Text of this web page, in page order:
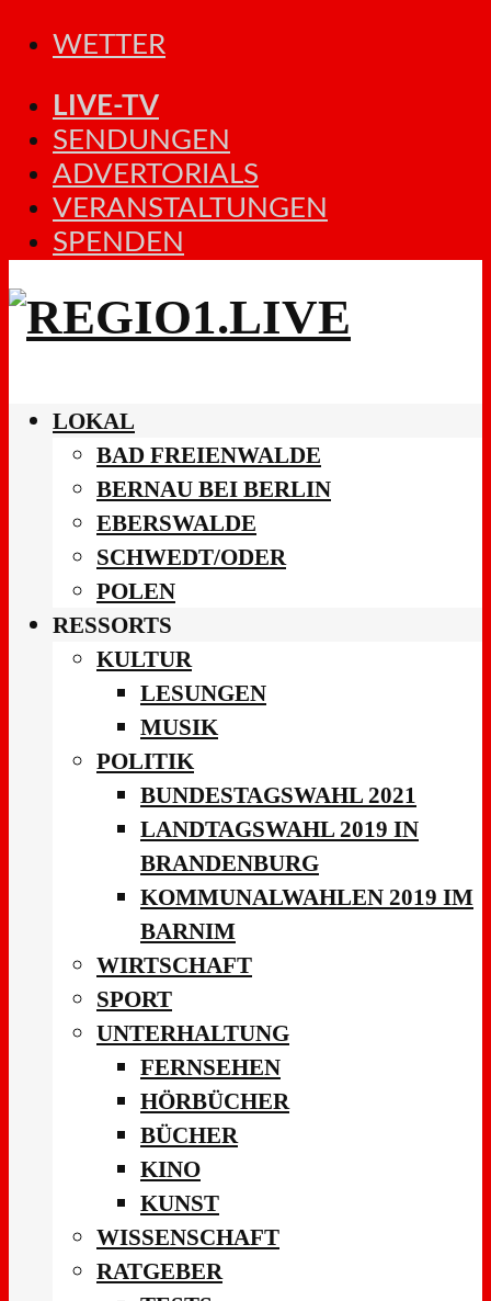
WETTER
LIVE-TV
SENDUNGEN
ADVERTORIALS
VERANSTALTUNGEN
SPENDEN
LOKAL
BAD FREIENWALDE
BERNAU BEI BERLIN
EBERSWALDE
SCHWEDT/ODER
POLEN
RESSORTS
KULTUR
LESUNGEN
MUSIK
POLITIK
BUNDESTAGSWAHL 2021
LANDTAGSWAHL 2019 IN
BRANDENBURG
KOMMUNALWAHLEN 2019 IM
BARNIM
WIRTSCHAFT
SPORT
UNTERHALTUNG
FERNSEHEN
HÖRBÜCHER
BÜCHER
KINO
KUNST
WISSENSCHAFT
RATGEBER